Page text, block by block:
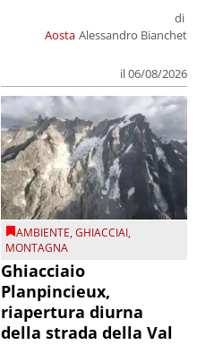
Aosta
di
Alessandro Bianchet
il 06/08/2026
AMBIENTE,GHIACCIAI,
MONTAGNA
Ghiacciaio
Planpincieux,
riapertura diurna
della strada della Val